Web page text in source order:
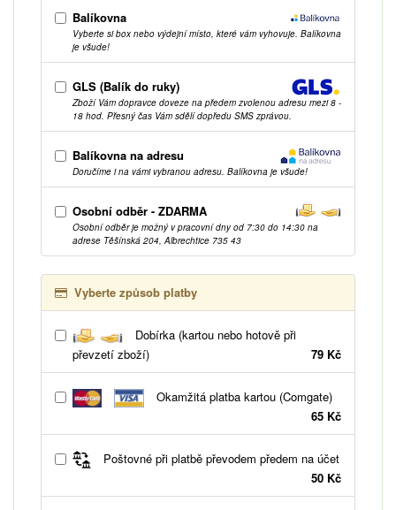
Balíkovna
Vyberte si box nebo výdejní místo, které vám vyhovuje. Balíkovna
je všude!
GLS (Balík do ruky)
Zboží Vám dopravce doveze na předem zvolenou adresu mezi 8 -
18 hod. Přesný čas Vám sdělí dopředu SMS zprávou.
Balíkovna na adresu
Doručíme i na vámi vybranou adresu. Balíkovna je všude!
Osobní odběr - ZDARMA
Osobní odběr je možný v pracovní dny od 7:30 do 14:30 na
adrese Těšínská 204, Albrechtice 735 43
Vyberte způsob platby
Dobírka (kartou nebo hotově při
převzetí zboží)
79 Kč
Okamžitá platba kartou (Comgate)
65 Kč
Poštovné při platbě převodem předem na účet
50 Kč